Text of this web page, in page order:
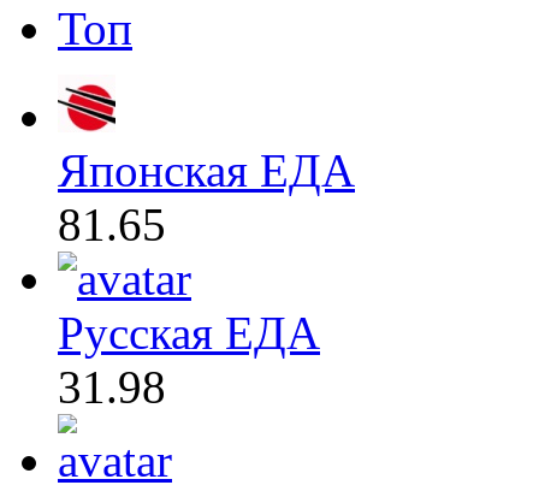
Топ
Японская ЕДА
81.65
Русская ЕДА
31.98